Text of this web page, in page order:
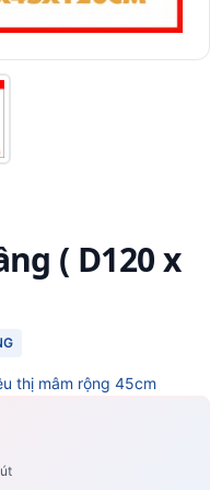
( D120 x
thị mâm rộng 45cm